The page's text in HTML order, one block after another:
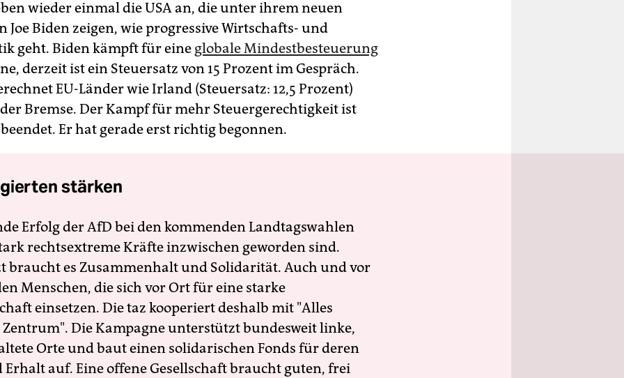
wieder einmal die USA an, die unter ihrem neuen
Joe Biden zeigen, wie progressive Wirtschafts- und
geht. Biden kämpft für eine globale Mindestbesteuerung
derzeit ist ein Steuersatz von 15 Prozent im Gespräch.
EU-Länder wie Irland (Steuersatz: 12,5 Prozent)
Bremse. Der Kampf für mehr Steuergerechtigkeit ist
Er hat gerade erst richtig begonnen.
stärken
Erfolg der AfD bei den kommenden Landtagswahlen
rechtsextreme Kräfte inzwischen geworden sind.
braucht es Zusammenhalt und Solidarität. Auch und vor
Menschen, die sich vor Ort für eine starke
einsetzen. Die taz kooperiert deshalb mit "Alles
Die Kampagne unterstützt bundesweit linke,
Orte und baut einen solidarischen Fonds für deren
Erhalt auf. Eine offene Gesellschaft braucht guten, frei